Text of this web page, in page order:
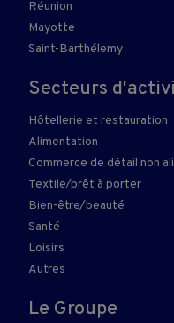
Réunion
Mayotte
Saint-Barthélemy
Secteurs
Hôtellerie et restauration
Alimentation
Commerce de détail non
Textile/prêt à porter
Bien-être/beauté
Santé
Loisirs
Autres
Le Groupe